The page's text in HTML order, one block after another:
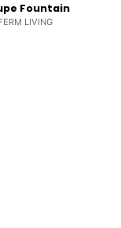
Fountain
LIVING